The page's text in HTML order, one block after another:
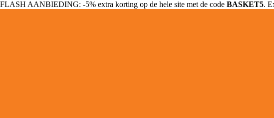
FLASH AANBIEDING: -5% extra korting op de hele site met de code BASKET5.